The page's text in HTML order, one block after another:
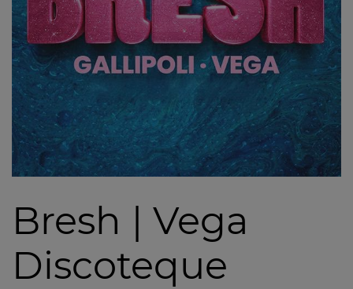
Bresh | Vega
Discoteque